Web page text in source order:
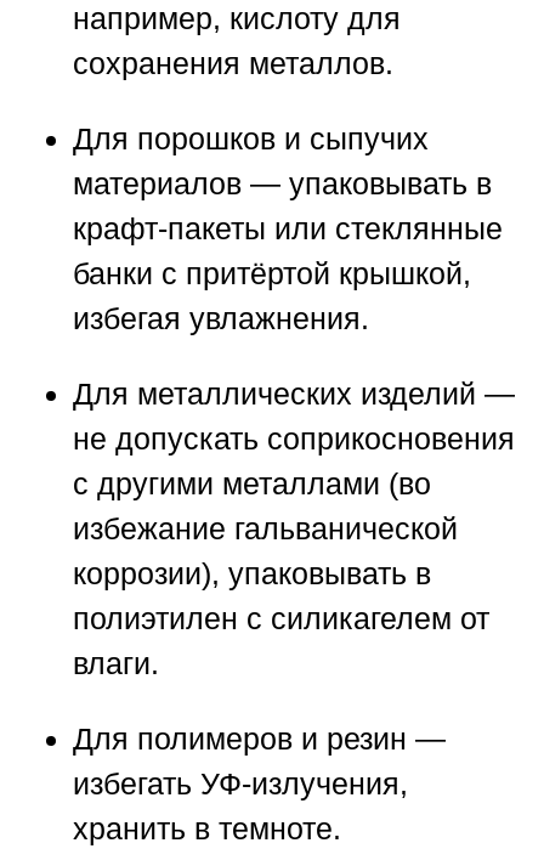
например, кислоту для
сохранения металлов.
Для порошков и сыпучих
материалов — упаковывать в
крафт-пакеты или стеклянные
банки с притёртой крышкой,
избегая увлажнения.
Для металлических изделий —
не допускать соприкосновения
с другими металлами (во
избежание гальванической
коррозии), упаковывать в
полиэтилен с силикагелем от
влаги.
Для полимеров и резин —
избегать УФ-излучения,
хранить в темноте.